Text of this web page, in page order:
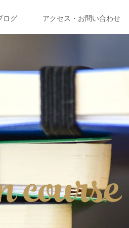
ログ アクセス・お問い合わせ